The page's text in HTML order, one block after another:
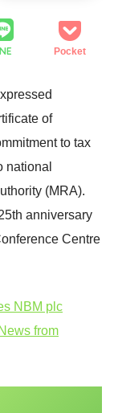
Pocket
of
to tax
national
(MRA).
anniversary
Centre
NBM plc
from